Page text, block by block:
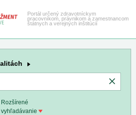
Portál určený zdravotníckym
pracovníkom, právnikom a zamestnancom
štátnych a verejných inštitúcií
Rozšírené
vyhľadávanie